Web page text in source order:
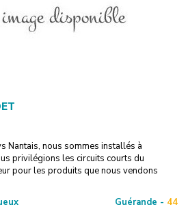
Nantais, nous sommes installés à
privilégions les circuits courts du
pour les produits que nous vendons
Guérande - 44